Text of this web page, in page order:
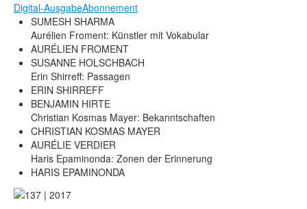
Digital-AusgabeAbonnement
SUMESH SHARMA
Aurélien Froment: Künstler mit Vokabular
AURÉLIEN FROMENT
SUSANNE HOLSCHBACH
Erin Shirreff: Passagen
ERIN SHIRREFF
BENJAMIN HIRTE
Christian Kosmas Mayer: Bekanntschaften
CHRISTIAN KOSMAS MAYER
AURÉLIE VERDIER
Haris Epaminonda: Zonen der Erinnerung
HARIS EPAMINONDA